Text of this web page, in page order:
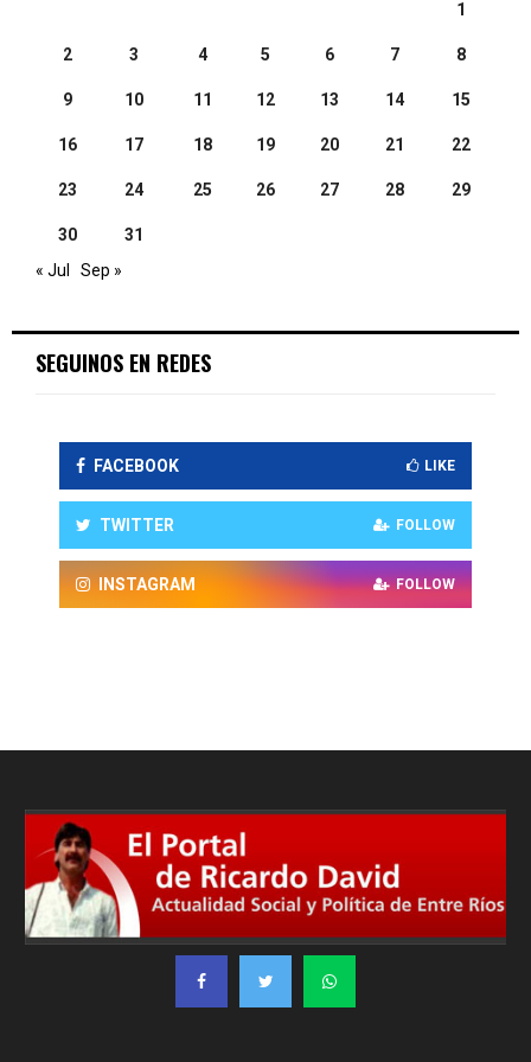
1
2 3 4 5 6 7 8
9 10 11 12 13 14 15
16 17 18 19 20 21 22
23 24 25 26 27 28 29
30
31
« Jul
Sep »
SEGUINOS EN REDES
FACEBOOK LIKE
TWITTER FOLLOW
INSTAGRAM FOLLOW